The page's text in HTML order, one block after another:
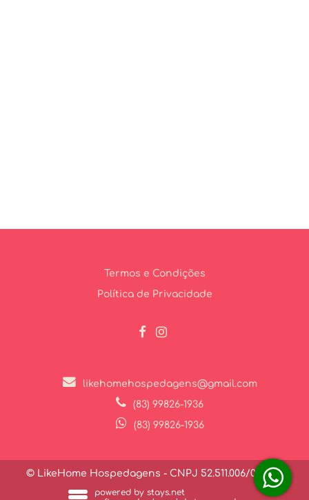
Termos e Condições
Política de Privacidade
likehomehospedagens@gmail.com
(83) 99826-1936
(83) 99826-1936
© LikeHome Hospedagens - CNPJ 52.511.006/0001-27
powered by stays.net